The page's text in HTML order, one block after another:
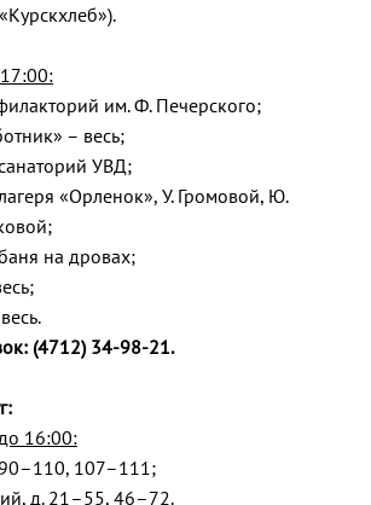
им. Ф. Печерского;
– весь;
УВД;
«Орленок», У. Громовой, Ю.
на дровах;
(4712) 34-98-21.
16:00:
107–111;
д. 21–55, 46–72.